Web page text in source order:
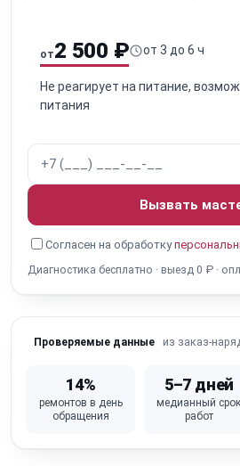
от2 500 ₽ от 3 до 6 ч
Не реагирует на питание,
питания
Вызвать
Согласен на обработку
Диагностика бесплатно · выезд 0 ₽ ·
Проверяемые данные из заказ-
14%
ремонтов в день
обращения
5–7 дней
медианный срок
работ